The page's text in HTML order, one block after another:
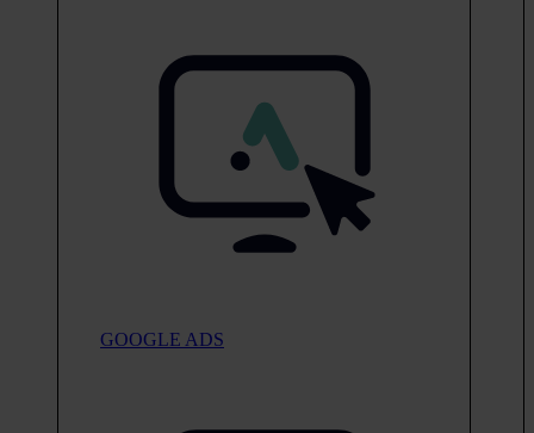
GOOGLE ADS